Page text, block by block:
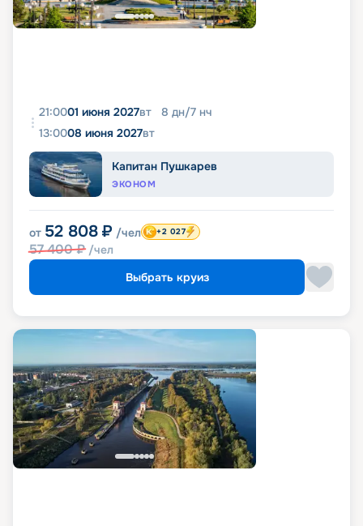
21:0001 июня 2027вт 8 дн/7 нч
13:0008 июня 2027вт
Капитан Пушкарев
ЭКОНОМ
от 52 808 ₽ /чел
57 400₽ /чел
+2 027
Выбрать круиз